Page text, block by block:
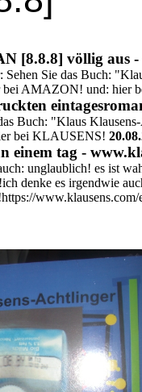
[8.8.8] völlig aus -
Sehen Sie das Buch:
bei AMAZON! und: hier
Buch: "Klaus
bei KLAUSENS!
einem tag -
unglaublich! es ist
denke es irgendwie
www.klausens.com/